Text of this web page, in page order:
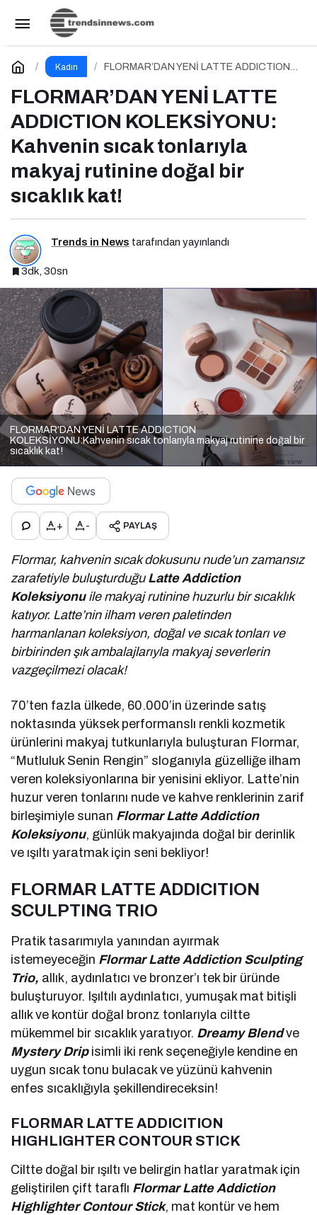
Kadın
FLORMAR’DAN YENİ LATTE ADDICTION
makyaj rutinine doğal bir sıcaklık kat!
FLORMAR’DAN YENİ LATTE
ADDICTION KOLEKSİYONU:
Kahvenin sıcak tonlarıyla
makyaj rutinine doğal bir
sıcaklık kat!
Trends in News tarafından yayınlandı
3dk, 30sn
FLORMAR’DAN YENİ LATTE ADDICTION
KOLEKSİYONU:Kahvenin sıcak tonlarıyla makyaj rutinine doğal bir
sıcaklık kat!
+ - PAYLAŞ
Flormar, kahvenin sıcak dokusunu nude’un zamansız
zarafetiyle buluşturduğu Latte Addiction
Koleksiyonuile makyaj rutinine huzurlu bir sıcaklık
katıyor. Latte’nin ilham veren paletinden
harmanlanan koleksiyon, doğal ve sıcak tonları ve
birbirinden şık ambalajlarıyla makyaj severlerin
vazgeçilmezi olacak!
70’ten fazla ülkede, 60.000’in üzerinde satış
noktasında yüksek performanslı renkli kozmetik
ürünlerini makyaj tutkunlarıyla buluşturan Flormar,
“Mutluluk Senin Rengin” sloganıyla güzelliğe ilham
veren koleksiyonlarına bir yenisini ekliyor. Latte’nin
huzur veren tonlarını nude ve kahve renklerinin zarif
birleşimiyle sunan Flormar Latte Addiction
Koleksiyonu, günlük makyajında doğal bir derinlik
ve ışıltı yaratmak için seni bekliyor!
FLORMAR LATTE ADDICITION
SCULPTING TRIO
Pratik tasarımıyla yanından ayırmak
istemeyeceğin Flormar Latte Addiction Sculpting
Trio, allık, aydınlatıcı ve bronzer’ı tek bir üründe
buluşturuyor. Işıltılı aydınlatıcı, yumuşak mat bitişli
allık ve kontür doğal bronz tonlarıyla ciltte
mükemmel bir sıcaklık yaratıyor. Dreamy Blendve
Mystery Drip isimli iki renk seçeneğiyle kendine en
uygun sıcak tonu bulacak ve yüzünü kahvenin
enfes sıcaklığıyla şekillendireceksin!
FLORMAR LATTE ADDICITION
HIGHLIGHTER CONTOUR STICK
Ciltte doğal bir ışıltı ve belirgin hatlar yaratmak için
geliştirilen çift taraflı Flormar Latte Addiction
Highlighter Contour Stick, mat kontür ve hem
Melike Turan Kimdir?